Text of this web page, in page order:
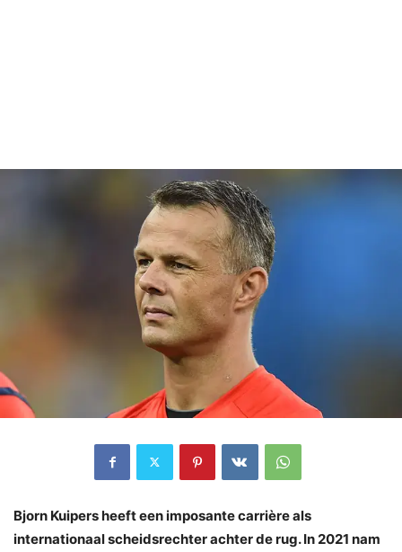
Bjorn Kuipers heeft een imposante carrière als
internationaal scheidsrechter achter de rug. In 2021 nam